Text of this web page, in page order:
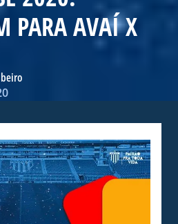
PARA AVAÍ X